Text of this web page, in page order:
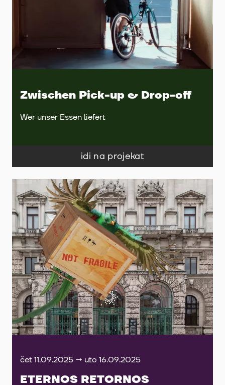
Zwischen Pick-up & Drop-off
Wer unser Essen liefert
idi na projekat
čet 11.09.2025 → uto 16.09.2025
ETERNOS RETORNOS